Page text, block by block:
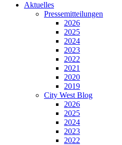
Aktuelles
Presse­mitteilungen
2026
2025
2024
2023
2022
2021
2020
2019
City West Blog
2026
2025
2024
2023
2022